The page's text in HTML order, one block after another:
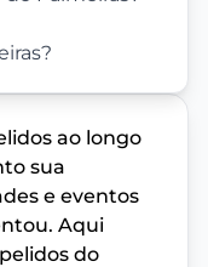
ao longo
sua
e eventos
Aqui
do